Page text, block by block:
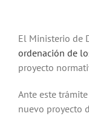
El Ministerio de
ordenación de
proyecto
Ante este
nuevo proyecto